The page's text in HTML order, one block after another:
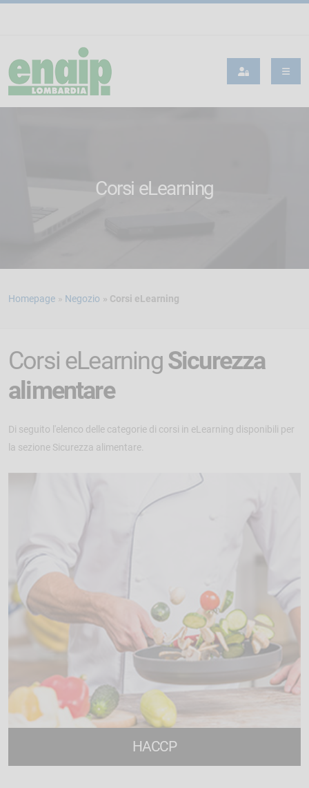
Corsi eLearning
Homepage Negozio Corsi eLearning
Corsi eLearningSicurezza
alimentare
Di seguito l'elenco delle categorie di corsi in eLearning disponibili per
la sezione Sicurezza alimentare.
HACCP
8 corsi di formazione online